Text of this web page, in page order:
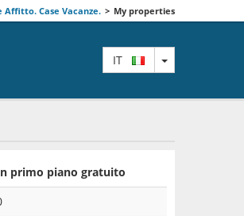
Case Vacanze. > My properties
IT TOGGLE
primo piano gratuito